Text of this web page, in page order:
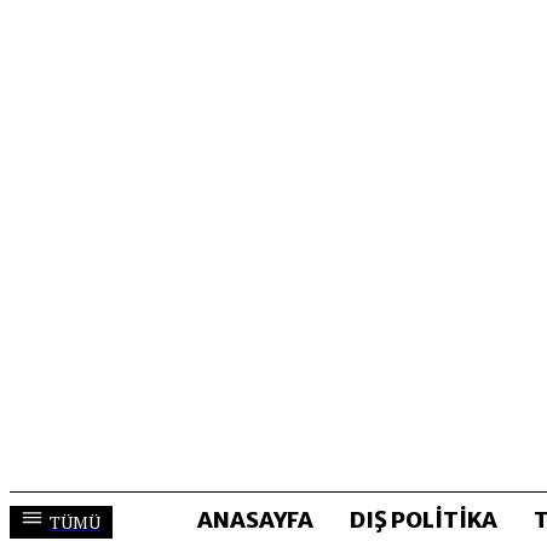
TÜMÜ ANASAYFA DIŞ POLİTİKA